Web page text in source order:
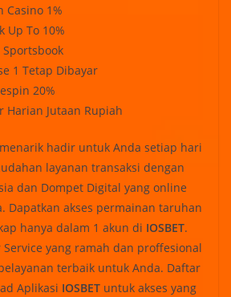
Casino 1%
Up To 10%
1 Tetap Dibayar
20%
Harian Jutaan Rupiah
hadir untuk Anda setiap hari
layanan transaksi dengan
dan Dompet Digital yang online
Dapatkan akses permainan taruhan
hanya dalam 1 akun di IOSBET.
Service yang ramah dan proffesional
terbaik untuk Anda. Daftar
Aplikasi IOSBET untuk akses yang